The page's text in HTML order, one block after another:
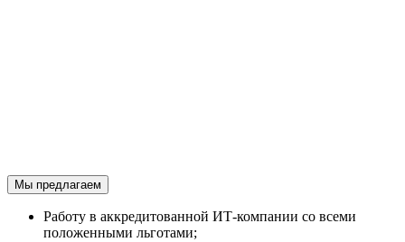
Мы предлагаем
Работу в аккредитованной ИТ-компании со всеми
положенными льготами;